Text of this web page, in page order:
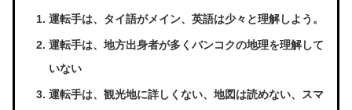
運転手は、タイ語がメイン、英語は少々と理解しよう。
運転手は、地方出身者が多くバンコクの地理を理解して
いない
運転手は、観光地に詳しくない、地図は読めない、スマ